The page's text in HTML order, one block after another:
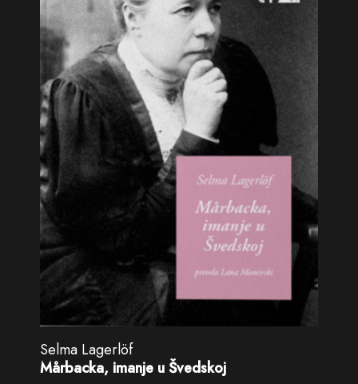
Selma Lagerlöf
Mårbacka, imanje u Švedskoj